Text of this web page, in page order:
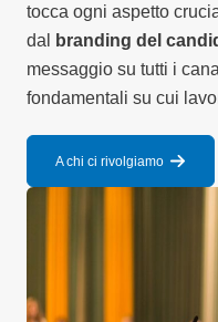
tocca ogni aspetto
dal
branding del
messaggio su tutti i
fondamentali su cui
A chi ci rivolgiamo